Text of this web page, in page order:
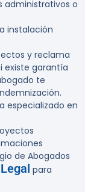
administrativos o
instalación
y reclama
existe garantía
te
especializado en
de Abogados
para